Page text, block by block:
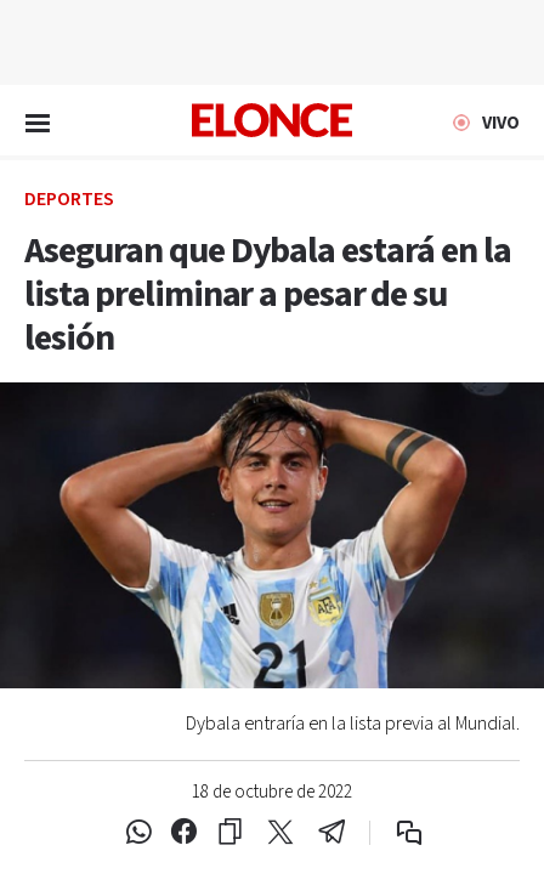
VIVO
DEPORTES
Aseguran que Dybala estará en la
lista preliminar a pesar de su
lesión
18 de octubre de 2022
Dybala entraría en la lista previa al Mundial.